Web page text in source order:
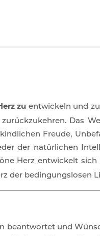
zu entwickeln und
zurückzukehren. Das
Freude,
der natürlichen
Herz entwickelt
der bedingungslosen
beantwortet und